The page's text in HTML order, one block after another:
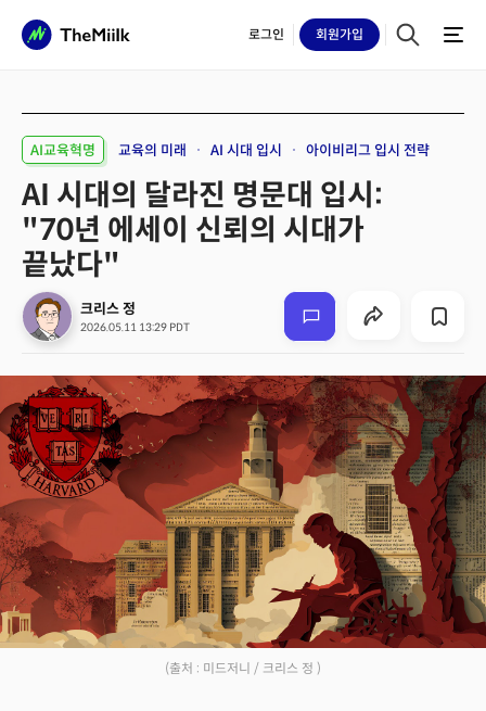
로그인 회원가입
AI교육혁명 교육의 미래 AI 시대 입시 아이비리그 입시 전략
AI 시대의 달라진 명문대 입시:
"70년 에세이 신뢰의 시대가
끝났다"
크리스 정
2026.05.11 13:29 PDT
(출처 : 미드저니 / 크리스 정 )